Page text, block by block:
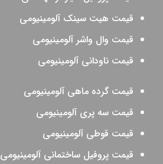
قیمت هیت سینک آلومینیومی
قیمت وال واشر آلومینیومی
قیمت ناودانی آلومینیومی
قیمت گرده ماهی آلومینیومی
قیمت سه پری آلومینیومی
قیمت قوطی آلومینیومی
قیمت پروفیل ساختمانی آلومینیومی